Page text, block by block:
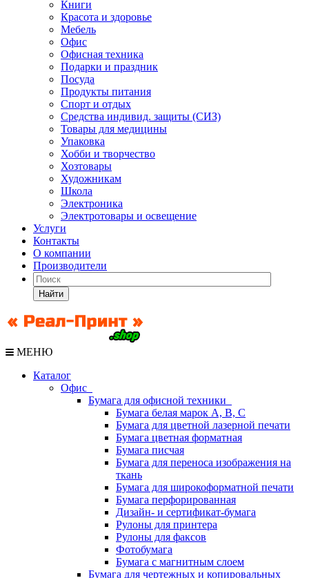
Книги
Красота и здоровье
Мебель
Офис
Офисная техника
Подарки и праздник
Посуда
Продукты питания
Спорт и отдых
Средства индивид. защиты (СИЗ)
Товары для медицины
Упаковка
Хобби и творчество
Хозтовары
Художникам
Школа
Электроника
Электротовары и освещение
Услуги
Контакты
О компании
Производители
Найти
МЕНЮ
Каталог
Офис
Бумага для офисной техники
Бумага белая марок А, В, С
Бумага для цветной лазерной печати
Бумага цветная форматная
Бумага писчая
Бумага для переноса изображения на
ткань
Бумага для широкоформатной печати
Бумага перфорированная
Дизайн- и сертификат-бумага
Рулоны для принтера
Рулоны для факсов
Фотобумага
Бумага с магнитным слоем
Бумага для чертежных и копировальных